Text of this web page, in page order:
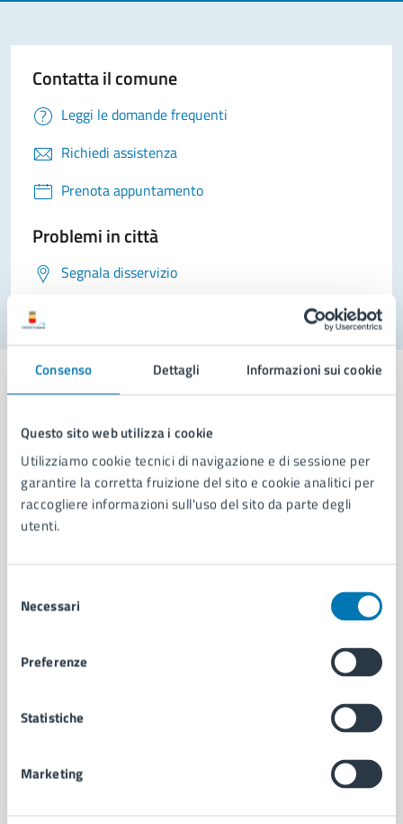
Consenso Dettagli Informazioni sui cookie
Questo sito web utilizza i cookie
Utilizziamo cookie tecnici di navigazione e di sessione per
garantire la corretta fruizione del sito e cookie analitici per
raccogliere informazioni sull'uso del sito da parte degli
utenti.
delNecessari
Preferenze
Statistiche
Marketing
Contatta il comune
Leggi le domande frequenti
Richiedi assistenza
Prenota appuntamento
Problemi in città
Segnala disservizio
Comune di Napoli
AMMINISTRAZIONE
Aree amministrative
Uffici
Enti e fondazioni
Personale amministrativo
CATEGORIE DI SERVIZIO